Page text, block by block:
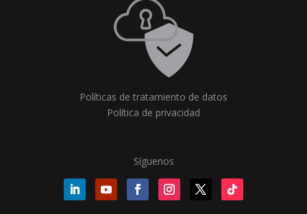
Políticas de tratamiento de datos
Política de privacidad
Síguenos